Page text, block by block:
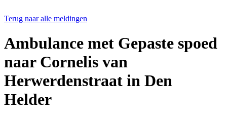
Terug naar alle meldingen
Ambulance met Gepaste spoed
naar Cornelis van
Herwerdenstraat in Den
Helder